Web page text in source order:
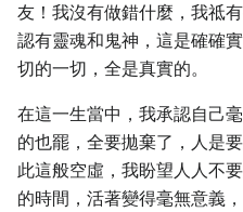
友！我沒有做錯什麼，我祗
認有靈魂和鬼神，這是確確
切的一切，全是真實的。
在這一生當中，我承認自己
的也罷，全要拋棄了，人是
此這般空虛，我盼望人人不
的時間，活著變得毫無意義